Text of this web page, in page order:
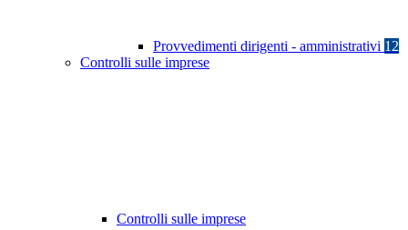
Provvedimenti dirigenti - amministrativi 12
Controlli sulle imprese
Controlli sulle imprese